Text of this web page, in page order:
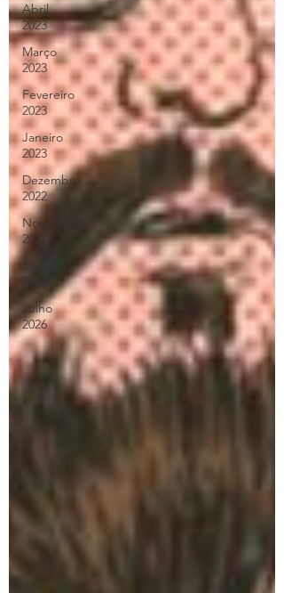
Abril
2023
Março
2023
Fevereiro
2023
Janeiro
2023
Dezembro
2022
Novembro
2022
Outubro
2022
Julho
2026